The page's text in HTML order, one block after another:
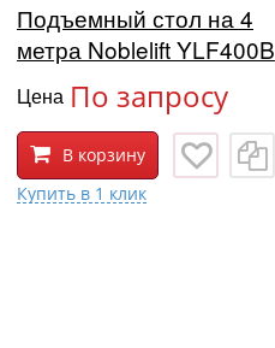
Подъемный стол на 4
метра Noblelift YLF400B
Цена По запросу
В корзину